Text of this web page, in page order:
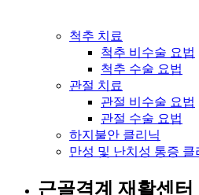
척추 치료
척추 비수술 요법
척추 수술 요법
관절 치료
관절 비수술 요법
관절 수술 요법
하지불안 클리닉
만성 및 난치성 통증 클
근골격계 재활센터